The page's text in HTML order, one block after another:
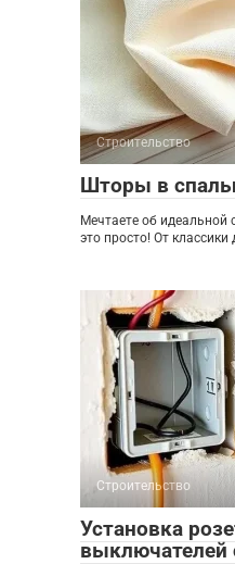
Строительство
Шторы в
Мечтаете об
это просто! От классики
Строительство
Установка
выключателей